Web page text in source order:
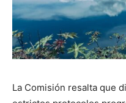
La Comisión resalta que